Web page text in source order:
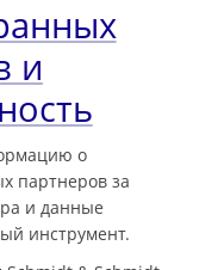
и
о
партнеров за
и данные
инструмент.